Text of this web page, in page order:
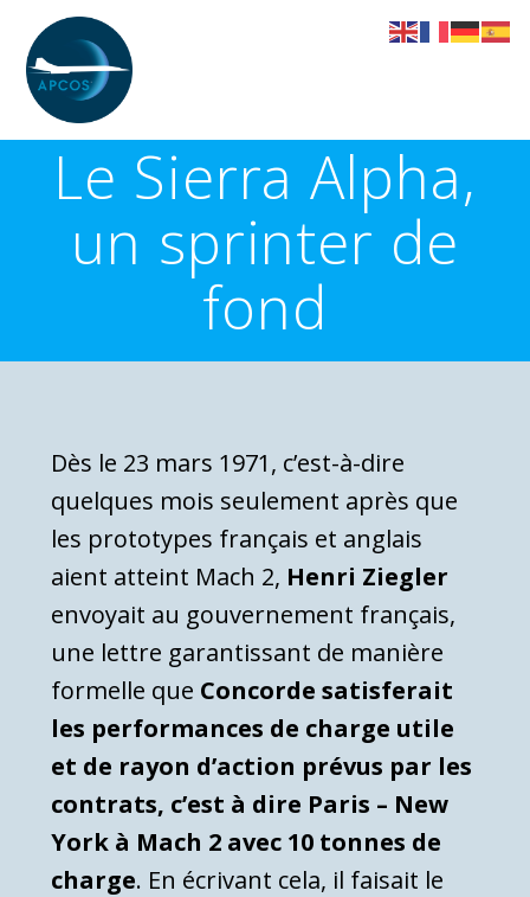
Le Sierra Alpha,
un sprinter de
fond
Dès le 23 mars 1971, c’est-à-dire
quelques mois seulement après que
les prototypes français et anglais
aient atteint Mach 2, Henri Ziegler
envoyait au gouvernement français,
une lettre garantissant de manière
formelle que Concorde satisferait
les performances de charge utile
et de rayon d’action prévus par les
contrats, c’est à dire Paris – New
York à Mach 2 avec 10 tonnes de
charge. En écrivant cela, il faisait le